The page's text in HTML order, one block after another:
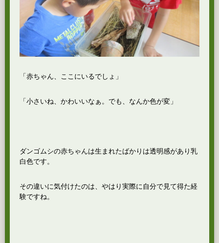
「赤ちゃん、ここにいるでしょ」
「小さいね、かわいいなぁ。でも、なんか色が変」
ダンゴムシの赤ちゃんは生まれたばかりは透明感があり乳
白色です。
その違いに気付けたのは、やはり実際に自分で見て得た経
験ですね。